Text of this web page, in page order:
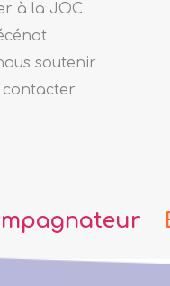
à la JOC
soutenir
contacter